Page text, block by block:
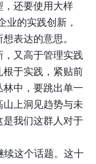
，还要使用大样
业的实践创新，
表达的意思。
又高于管理实践
于实践，紧贴前
中，要跳出单一
上洞见趋势与未
我们这群人对于
续这个话题。这十